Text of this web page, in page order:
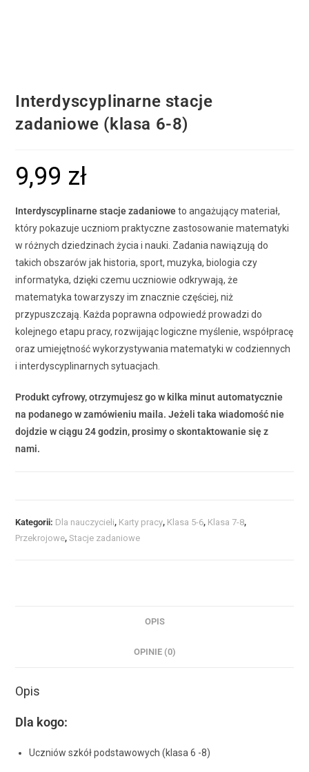
Interdyscyplinarne stacje
zadaniowe (klasa 6-8)
9,99 zł
Interdyscyplinarne stacje zadanioweto angażujący materiał,
który pokazuje uczniom praktyczne zastosowanie matematyki
w różnych dziedzinach życia i nauki. Zadania nawiązują do
takich obszarów jak historia, sport, muzyka, biologia czy
informatyka, dzięki czemu uczniowie odkrywają, że
matematyka towarzyszy im znacznie częściej, niż
przypuszczają. Każda poprawna odpowiedź prowadzi do
kolejnego etapu pracy, rozwijając logiczne myślenie, współpracę
oraz umiejętność wykorzystywania matematyki w codziennych
i interdyscyplinarnych sytuacjach.
Produkt cyfrowy, otrzymujesz go w kilka minut automatycznie
na podanego w zamówieniu maila. Jeżeli taka wiadomość nie
dojdzie w ciągu 24 godzin, prosimy o skontaktowanie się z
nami.
Kategorii: Dla nauczycieli, Karty pracy, Klasa 5-6, Klasa 7-8,
Przekrojowe,Stacje zadaniowe
OPIS
OPINIE (0)
Opis
Dla kogo:
Uczniów szkół podstawowych (klasa 6 -8)